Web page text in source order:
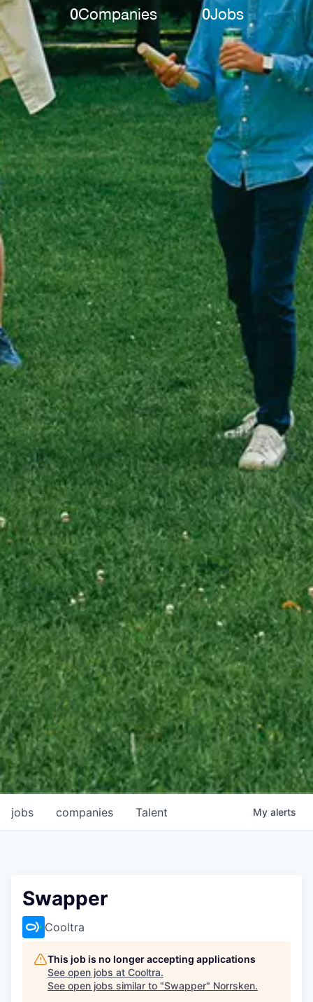
0Companies 0Jobs
jobs companies Talent My alerts
Swapper
Cooltra
This job is no longer accepting applications
See open jobs at Cooltra.
See open jobs similar to "Swapper" Norrsken.